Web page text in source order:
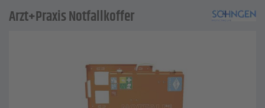
Arzt+Praxis Notfallkoffer